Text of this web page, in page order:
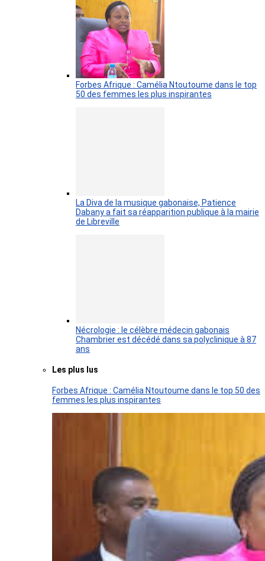
Forbes Afrique : Camélia Ntoutoume dans le top
50 des femmes les plus inspirantes
La Diva de la musique gabonaise, Patience
Dabany a fait sa réapparition publique à la mairie
de Libreville
Nécrologie : le célèbre médecin gabonais
Chambrier est décédé dans sa polyclinique à 87
ans
Les plus lus
Forbes Afrique : Camélia Ntoutoume dans le top 50 des
femmes les plus inspirantes